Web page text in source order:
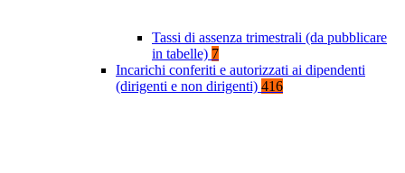
Tassi di assenza trimestrali (da pubblicare
in tabelle) 7
Incarichi conferiti e autorizzati ai dipendenti
(dirigenti e non dirigenti) 416